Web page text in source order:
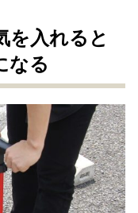
を入れると
なる